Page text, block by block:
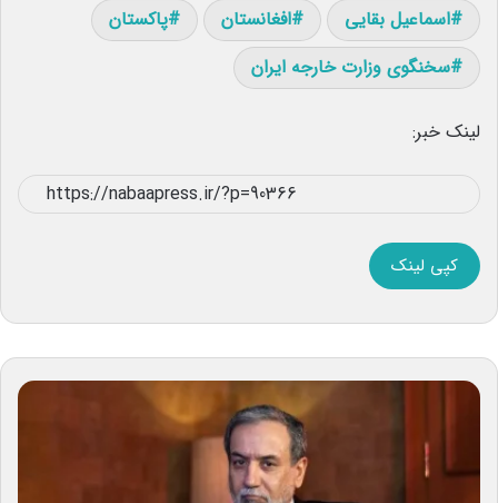
اسماعیل بقایی افغانستان
پاکستان
سخنگوی وزارت خارجه ایران
لینک خبر:
کپی لینک